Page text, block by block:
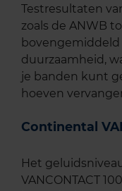
Testresultaten
zoals de ANWB
duurzaamheid,
je banden kunt
hoeven
Continental
Het
VANCONTACT